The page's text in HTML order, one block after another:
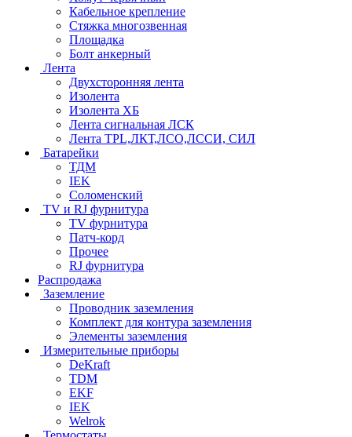
Кабельное крепление
Стяжка многозвенная
Площадка
Болт анкерный
Лента
Двухсторонняя лента
Изолента
Изолента ХБ
Лента сигнальная ЛСК
Лента TPL,ЛКТ,ЛСО,ЛССИ, СИЛ
Батарейки
ТДМ
IEK
Соломенский
TV и RJ фурнитура
TV фурнитура
Патч-корд
Прочее
RJ фурнитура
Распродажа
Заземление
Проводник заземления
Комплект для контура заземления
Элементы заземления
Измерительные приборы
DeKraft
TDM
EKF
IEK
Welrok